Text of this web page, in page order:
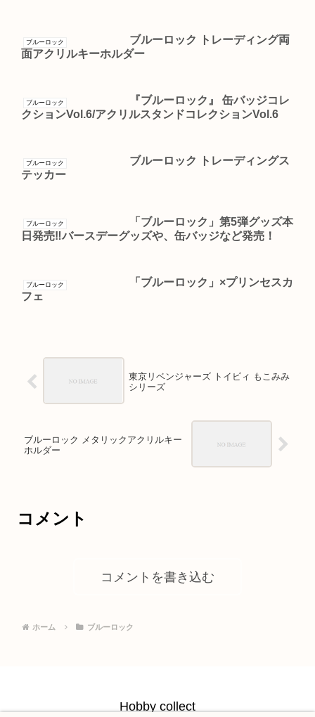
ブルーロック
ブルーロック トレーディング両
面アクリルキーホルダー
ブルーロック
『ブルーロック』 缶バッジコレ
クションVol.6/アクリルスタンドコレクションVol.6
ブルーロック
ブルーロック トレーディングス
テッカー
ブルーロック
「ブルーロック」第5弾グッズ本
日発売‼︎バースデーグッズや、缶バッジなど発売！
ブルーロック
「ブルーロック」×プリンセスカ
フェ
東京リベンジャーズ トイビィ もこみみ
シリーズ
ブルーロック メタリックアクリルキー
ホルダー
コメント
コメントを書き込む
ホーム ブルーロック
Hobby collect